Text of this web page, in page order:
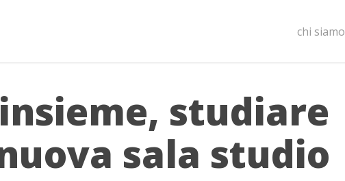
chi siamo
studiare
sala studio